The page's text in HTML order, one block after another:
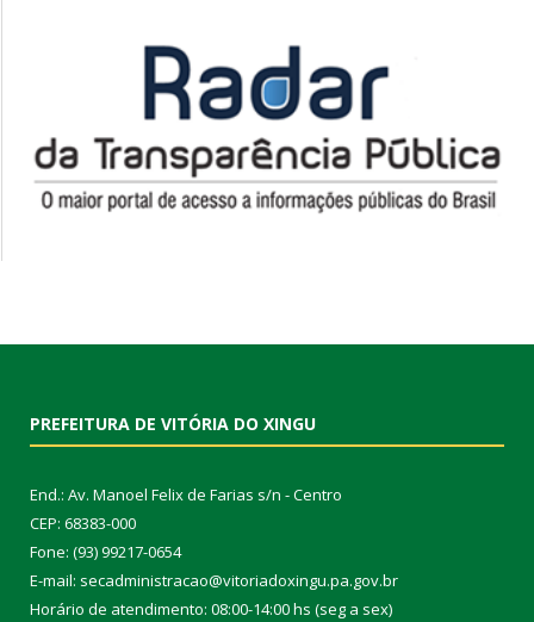
PREFEITURA DE VITÓRIA DO XINGU
End.: Av. Manoel Felix de Farias s/n - Centro
CEP: 68383-000
Fone: (93) 99217-0654
E-mail: secadministracao@vitoriadoxingu.pa.gov.br
Horário de atendimento: 08:00-14:00 hs (seg a sex)